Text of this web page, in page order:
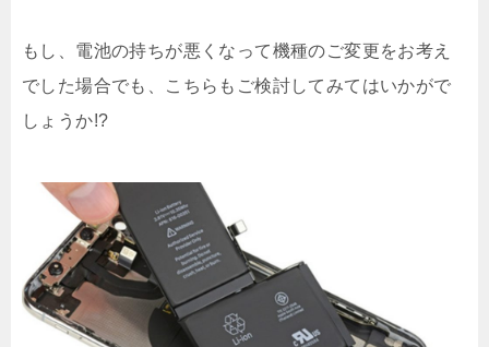
もし、電池の持ちが悪くなって機種のご変更をお考え
でした場合でも、こちらもご検討してみてはいかがで
しょうか!?